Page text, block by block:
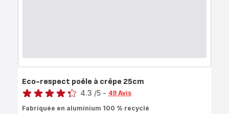
Eco-respect poêle à crêpe 25cm
Note
4.3 /5 - 49 Avis
Fabriquée en aluminium 100 % recyclé